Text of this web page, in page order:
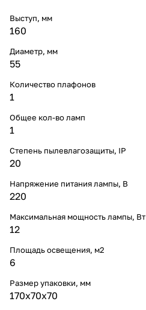
Выступ, мм
160
Диаметр, мм
55
Количество плафонов
1
Общее кол-во ламп
1
Степень пылевлагозащиты, IP
20
Напряжение питания лампы, В
220
Максимальная мощность лампы, Вт
12
Площадь освещения, м2
6
Размер упаковки, мм
170x70x70